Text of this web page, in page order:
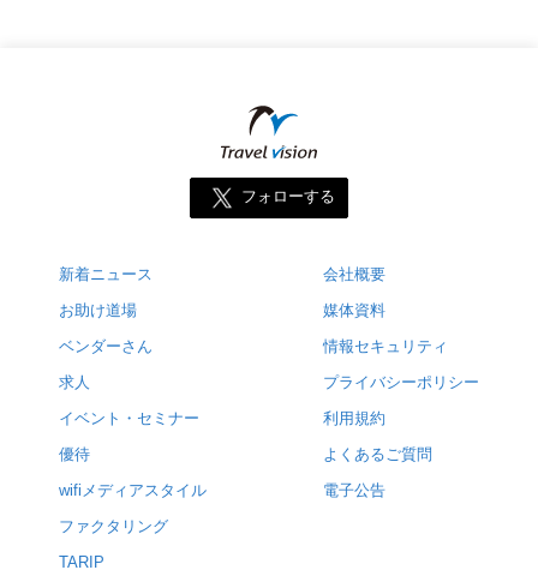
フォローする
新着ニュース
お助け道場
ベンダーさん
求人
イベント・セミナー
優待
wifiメディアスタイル
ファクタリング
TARIP
会社概要
媒体資料
情報セキュリティ
プライバシーポリシー
利用規約
よくあるご質問
電子公告